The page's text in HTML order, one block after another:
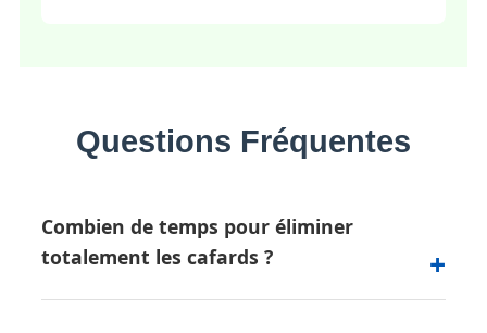
Questions Fréquentes
Combien de temps pour éliminer
totalement les cafards ?